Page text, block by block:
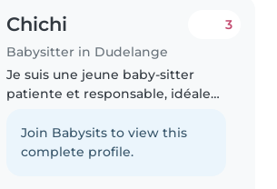
Chichi
Babysitter in Dudelange
3
Je suis une jeune baby-sitter
patiente et responsable, idéale
bas âge et en âge d'aller à
l'école. J'ai suivi une formation
Join Babysits to view this
complete profile.